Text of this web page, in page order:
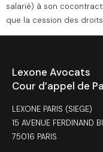
salarié) à son
que la cession des droits
Lexone Avocats
Cour d’appel de
LEXONE PARIS (SIEGE)
15 AVENUE FERDINAND
75016 PARIS